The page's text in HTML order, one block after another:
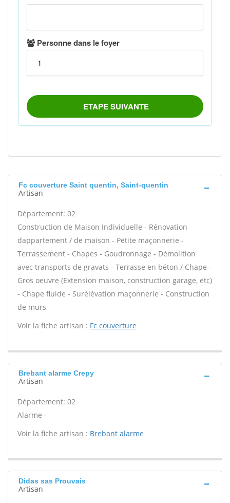
Fc couverture Saint quentin, Saint-quentin
Artisan
Département: 02
Construction de Maison Individuelle - Rénovation
dappartement / de maison - Petite maçonnerie -
Terrassement - Chapes - Goudronnage - Démolition
avec transports de gravats - Terrasse en béton / Chape -
Gros oeuvre (Extension maison, construction garage, etc)
- Chape fluide - Surélévation maçonnerie - Construction
de murs -
Voir la fiche artisan : Fc couverture
Brebant alarme Crepy
Artisan
Département: 02
Alarme -
Voir la fiche artisan : Brebant alarme
Didas sas Prouvais
Artisan